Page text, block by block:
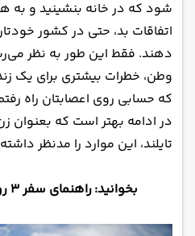
شود که در خانه بنشینید و به
اتفاقات بد، حتی در کشور
دهند. فقط این طور به نظر
وطن، خطرات بیشتری برای یک
که حسابی روی اعصابتان راه
در ادامه بهتر است که بعنوان
تایلند، این موارد را مدنظر
بخوانید:راهنمای سفر ۳ روزه جذاب به بانکوک